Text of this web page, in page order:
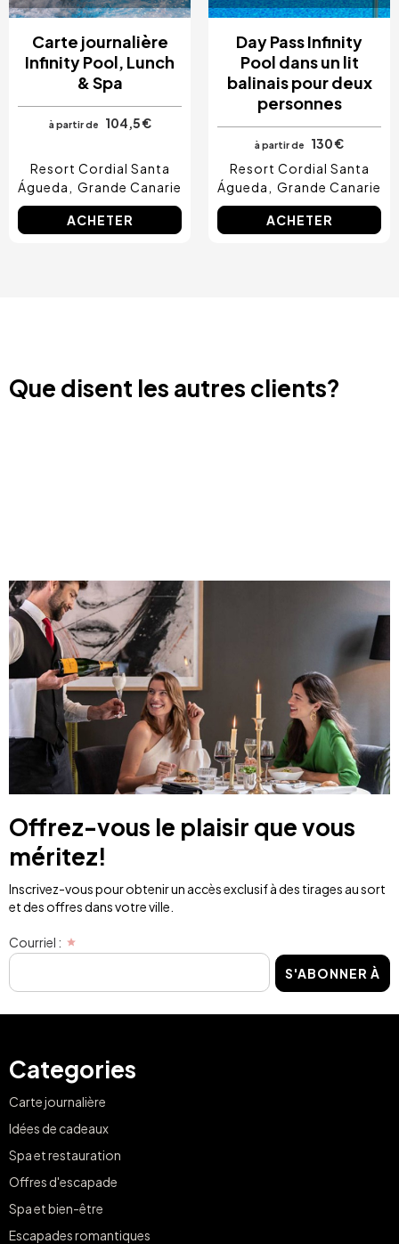
Carte journalière
Infinity Pool, Lunch
& Spa
à partir de 104,5 €
Resort Cordial Santa
Águeda
Grande Canarie
ACHETER
Day Pass Infinity
Pool dans un lit
balinais pour deux
personnes
à partir de
130 €
Resort Cordial Santa
Águeda
Grande Canarie
ACHETER
Que disent les autres clients?
Offrez-vous le plaisir que vous
méritez!
Inscrivez-vous pour obtenir un accès exclusif à des tirages au sort
et des offres dans votre ville.
Courriel :
S'ABONNER À
Categories
Carte journalière
Idées de cadeaux
Spa et restauration
Offres d'escapade
Spa et bien-être
Escapades romantiques